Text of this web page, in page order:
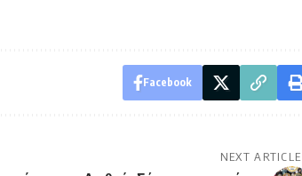
Facebook
NEXT ARTICLE